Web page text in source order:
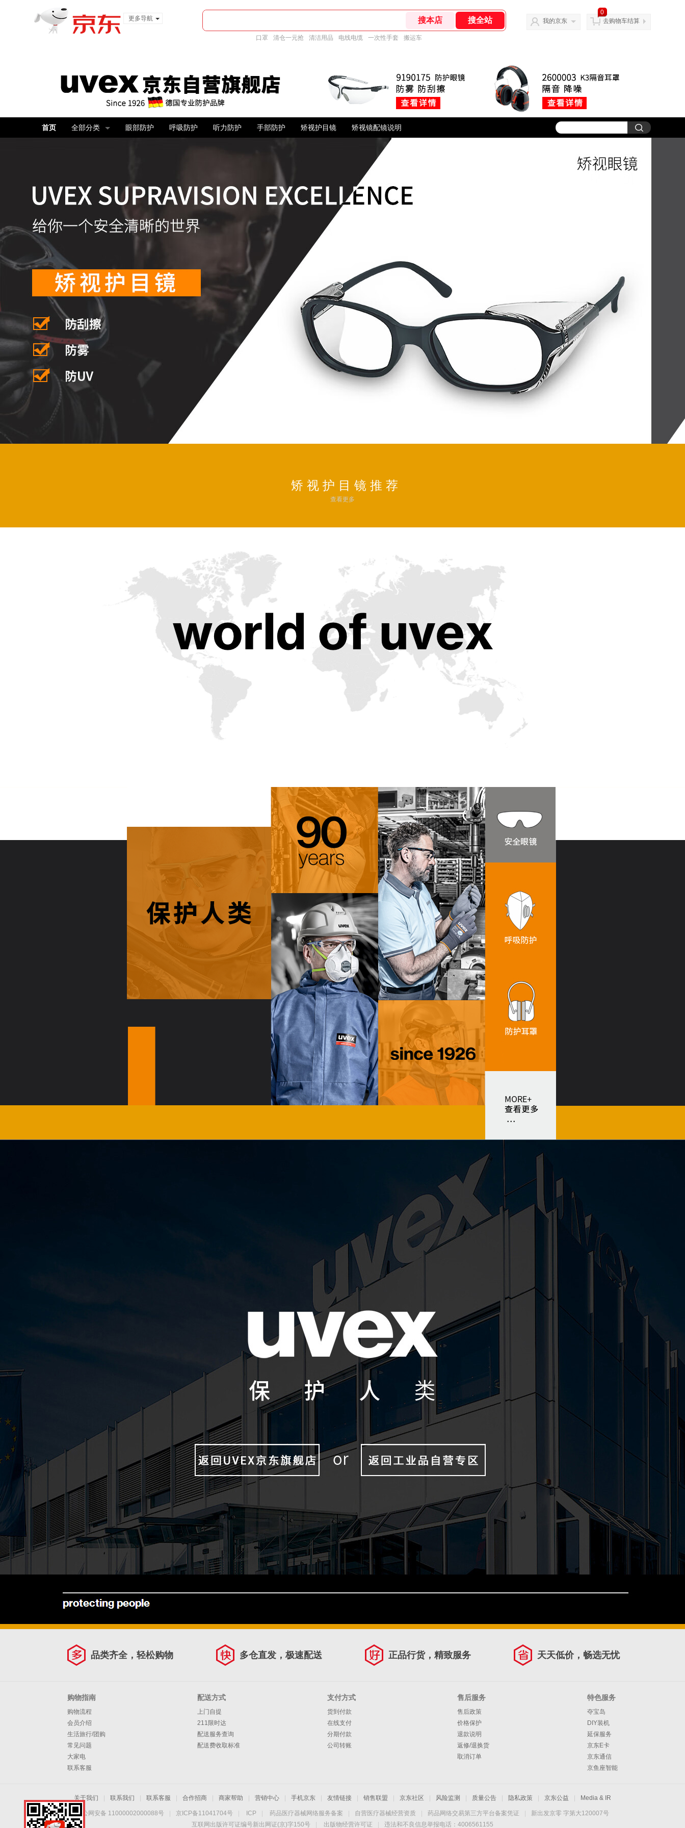
更多导航
口罩 清仓一元抢 清洁用品 电线电缆 一次性手套 搬运车
我的京东
0
去购物车结算
首页 全部分类 眼部防护 呼吸防护 听力防护 手部防护 矫视护目镜 矫视镜配镜说明
矫 视 护 目 镜 推 荐
查看更多
品类齐全，轻松购物 多仓直发，极速配送 正品行货，精致服务 天天低价，畅选无忧
购物指南
购物流程
会员介绍
生活旅行/团购
常见问题
大家电
联系客服
配送方式
上门自提
211限时达
配送服务查询
配送费收取标准
支付方式
货到付款
在线支付
分期付款
公司转账
售后服务
售后政策
价格保护
退款说明
返修/退换货
取消订单
特色服务
夺宝岛
DIY装机
延保服务
京东E卡
京东通信
京鱼座智能
关于我们 联系我们 联系客服 合作招商 商家帮助 营销中心 手机京东 友情链接 销售联盟 京东社区 风险监测 质量公告 隐私政策 京东公益 Media & IR
京公网安备 11000002000088号 京ICP备11041704号 ICP 药品医疗器械网络服务备案 自营医疗器械经营资质 药品网络交易第三方平台备案凭证
新出发京零 字第大120007号
互联网出版许可证编号新出网证(京)字150号
出版物经营许可证 违法和不良信息举报电话：4006561155